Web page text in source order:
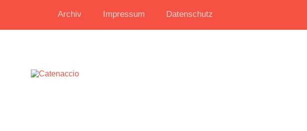
Archiv Impressum Datenschutz